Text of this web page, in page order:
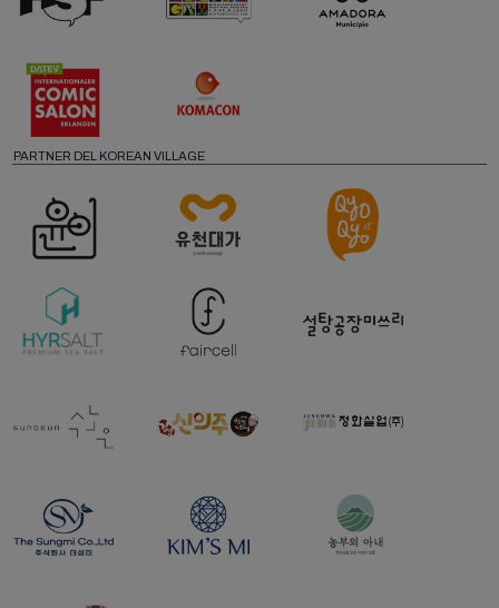
PARTNER DEL KOREAN VILLAGE